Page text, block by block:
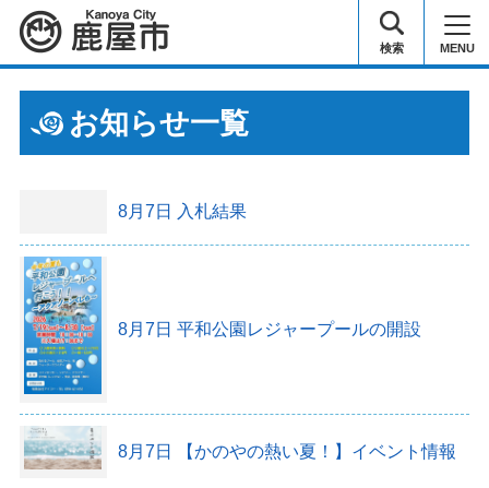
鹿屋市 検索 MENU
お知らせ一覧
8月7日 入札結果
8月7日 平和公園レジャープールの開設
8月7日 【かのやの熱い夏！】イベント情報